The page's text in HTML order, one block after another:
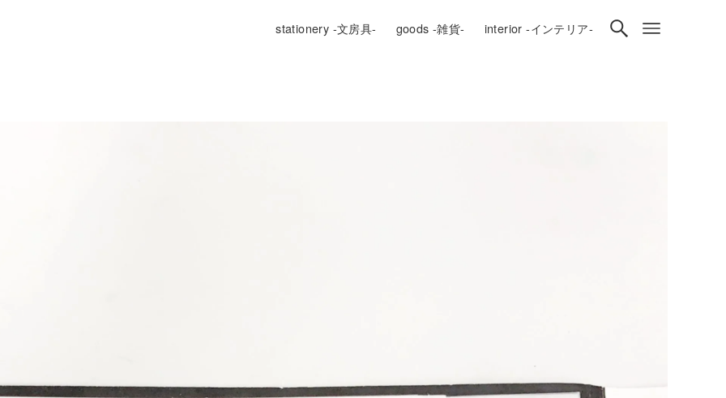
stationery -文房具- goods -雑貨- interior -インテリア-